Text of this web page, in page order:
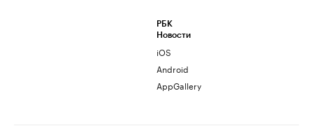
РБК
Новости
iOS
Android
AppGallery